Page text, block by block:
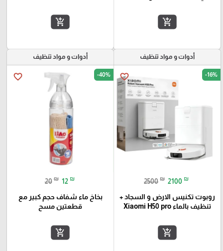
add_shopping_cart
add_shopping_cart
أدوات و مواد تنظيف
favorite_border -16%
2500 ₪ 2100 ₪
روبوت تكنيس الارض و السجاد +
تنظيف بالماء Xiaomi H50 pro
add_shopping_cart
أدوات و مواد تنظيف
favorite_border -40%
20 ₪ 12 ₪
بخاخ ماء شفاف حجم كبير مع
قطعتين مسح
add_shopping_cart